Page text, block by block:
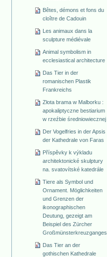
Bêtes, démons et fons du
cloître de Cadouin
Les animaux dans la
sculpture médiévale
Animal symbolism in
ecclesiastical architecture
Das Tier in der
romanischen Plastik
Frankreichs
Złota brama w Malborku :
apokaliptyczne bestiarium
w rzeźbie średniowiecznej
Der Vogelfries in der Apsis
der Kathedrale von Faras
Příspěvky k výkladu
architektonické skulptury
na. svatovítské katedrále
Tiere als Symbol und
Ornament. Möglichkeiten
und Grenzen der
ikonographischen
Deutung, gezeigt am
Beispiel des Zürcher
Großmünsterkreuzganges
Das Tier an der
gothischen Kathedrale